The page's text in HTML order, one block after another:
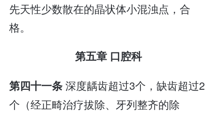
先天性少数散在的晶状体小混浊点，合
格。
第五章 口腔科
第四十一条深度龋齿超过3个，缺齿超过2
个（经正畸治疗拔除、牙列整齐的除